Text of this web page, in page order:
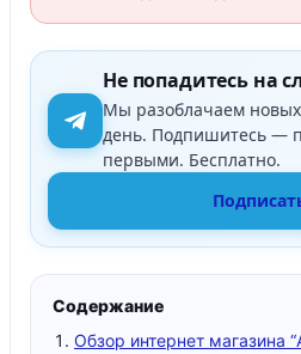
Не попадитесь на
Мы разоблачаем
день. Подпишитесь —
первыми. Бесплатно.
Содержание
Обзор интернет магазина